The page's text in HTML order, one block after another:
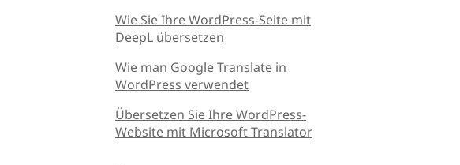
Wie Sie Ihre WordPress-Seite mit
DeepL übersetzen
Wie man Google Translate in
WordPress verwendet
Übersetzen Sie Ihre WordPress-
Website mit Microsoft Translator